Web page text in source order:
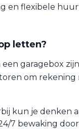
en flexibele
letten?
garagebox
om rekening
kun je denken
7 bewaking door